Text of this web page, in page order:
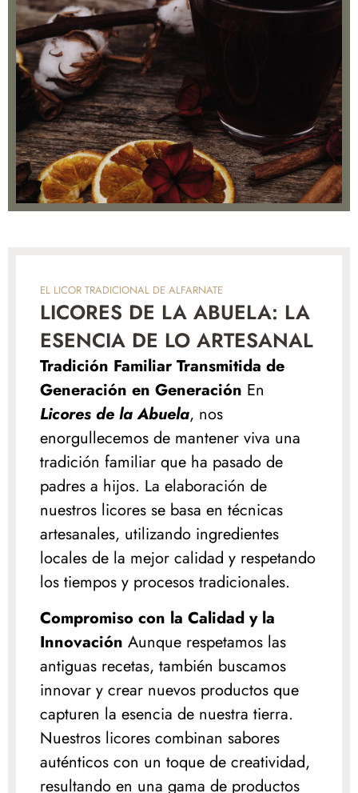
EL LICOR TRADICIONAL DE ALFARNATE
LICORES DE LA ABUELA: LA
ESENCIA DE LO ARTESANAL
Tradición Familiar Transmitida de
Generación en Generación En
Licores de la Abuela, nos
enorgullecemos de mantener viva una
tradición familiar que ha pasado de
padres a hijos. La elaboración de
nuestros licores se basa en técnicas
artesanales, utilizando ingredientes
locales de la mejor calidad y respetando
los tiempos y procesos tradicionales.
Compromiso con la Calidad y la
Innovación Aunque respetamos las
antiguas recetas, también buscamos
innovar y crear nuevos productos que
capturen la esencia de nuestra tierra.
Nuestros licores combinan sabores
auténticos con un toque de creatividad,
resultando en una gama de productos